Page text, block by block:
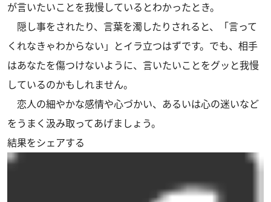
が言いたいことを我慢しているとわかったとき。
隠し事をされたり、言葉を濁したりされると、「言って
くれなきゃわからない」とイラ立つはずです。でも、相手
はあなたを傷つけないように、言いたいことをグッと我慢
しているのかもしれません。
恋人の細やかな感情や心づかい、あるいは心の迷いなど
をうまく汲み取ってあげましょう。
結果をシェアする